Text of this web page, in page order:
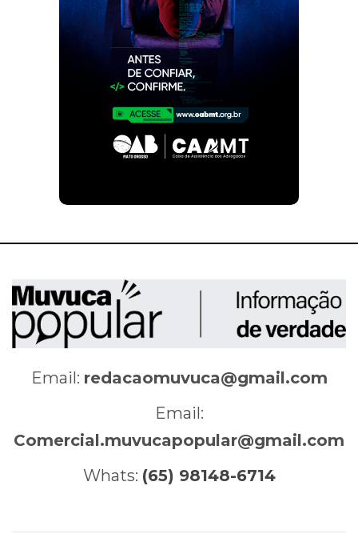
Email: redacaomuvuca@gmail.com
Email:
Comercial.muvucapopular@gmail.com
Whats: (65) 98148-6714